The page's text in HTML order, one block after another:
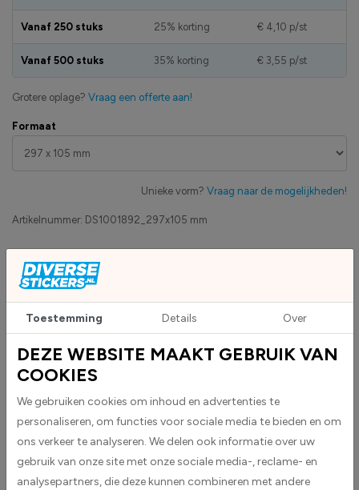
Artikelnummer: DS1001892_297x105 mm
Zakelijk betaling op factuur mogelijk
Uv-bestendig & weersbestendigheid
High-tack folie met maximale grip
Formaat
Unieke vorm? Vraag naar de mogelijkheden!
Vanaf 250 stuks 25% korting € 4,10 p/st
Vanaf 500 stuks 35% korting € 3,55 p/st
Grotere oplage? Vraag een offerte aan!
Custom sticker maken? Upload eigen bestand
BESCHRIJVING
Toestemming Details Over
DEZE WEBSITE MAAKT GEBRUIK VAN
COOKIES
We gebruiken cookies om inhoud en advertenties te
personaliseren, om functies voor sociale media te bieden en om
ons verkeer te analyseren. We delen ook informatie over uw
gebruik van onze site met onze sociale media-, reclame- en
analysepartners, die deze kunnen combineren met andere